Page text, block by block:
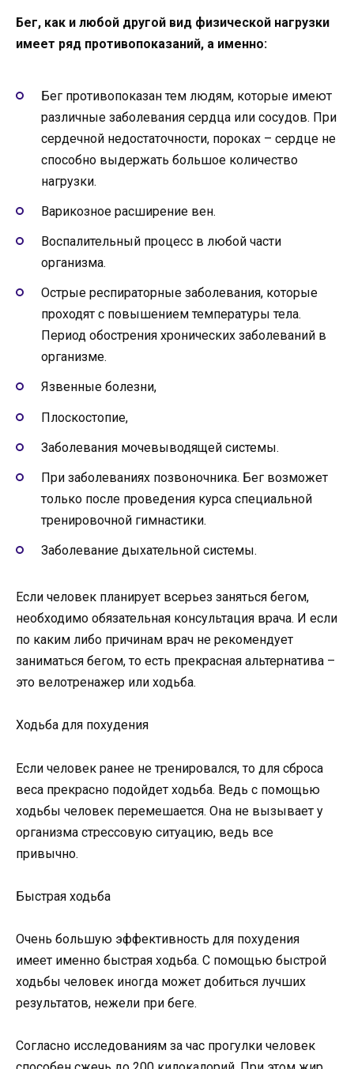
Бег, как и любой другой вид физической нагрузки
имеет ряд противопоказаний, а именно:
Бег противопоказан тем людям, которые имеют
различные заболевания сердца или сосудов. При
сердечной недостаточности, пороках – сердце не
способно выдержать большое количество
нагрузки.
Варикозное расширение вен.
Воспалительный процесс в любой части
организма.
Острые респираторные заболевания, которые
проходят с повышением температуры тела.
Период обострения хронических заболеваний в
организме.
Язвенные болезни,
Плоскостопие,
Заболевания мочевыводящей системы.
При заболеваниях позвоночника. Бег возможет
только после проведения курса специальной
тренировочной гимнастики.
Заболевание дыхательной системы.
Если человек планирует всерьез заняться бегом,
необходимо обязательная консультация врача. И если
по каким либо причинам врач не рекомендует
заниматься бегом, то есть прекрасная альтернатива –
это велотренажер или ходьба.
Ходьба для похудения
Если человек ранее не тренировался, то для сброса
веса прекрасно подойдет ходьба. Ведь с помощью
ходьбы человек перемешается. Она не вызывает у
организма стрессовую ситуацию, ведь все
привычно.
Быстрая ходьба
Очень большую эффективность для похудения
имеет именно быстрая ходьба. С помощью быстрой
ходьбы человек иногда может добиться лучших
результатов, нежели при беге.
Согласно исследованиям за час прогулки человек